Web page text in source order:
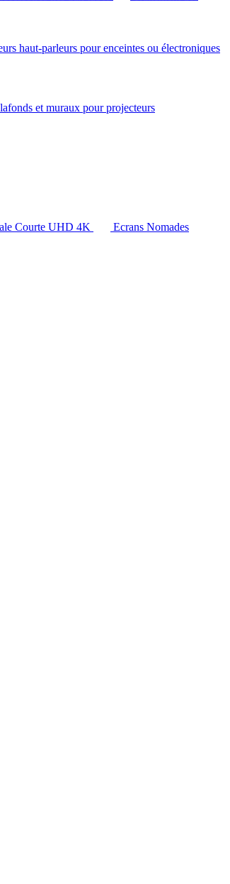
haut-parleurs pour enceintes ou électroniques
et muraux pour projecteurs
Courte UHD 4K
Ecrans Nomades